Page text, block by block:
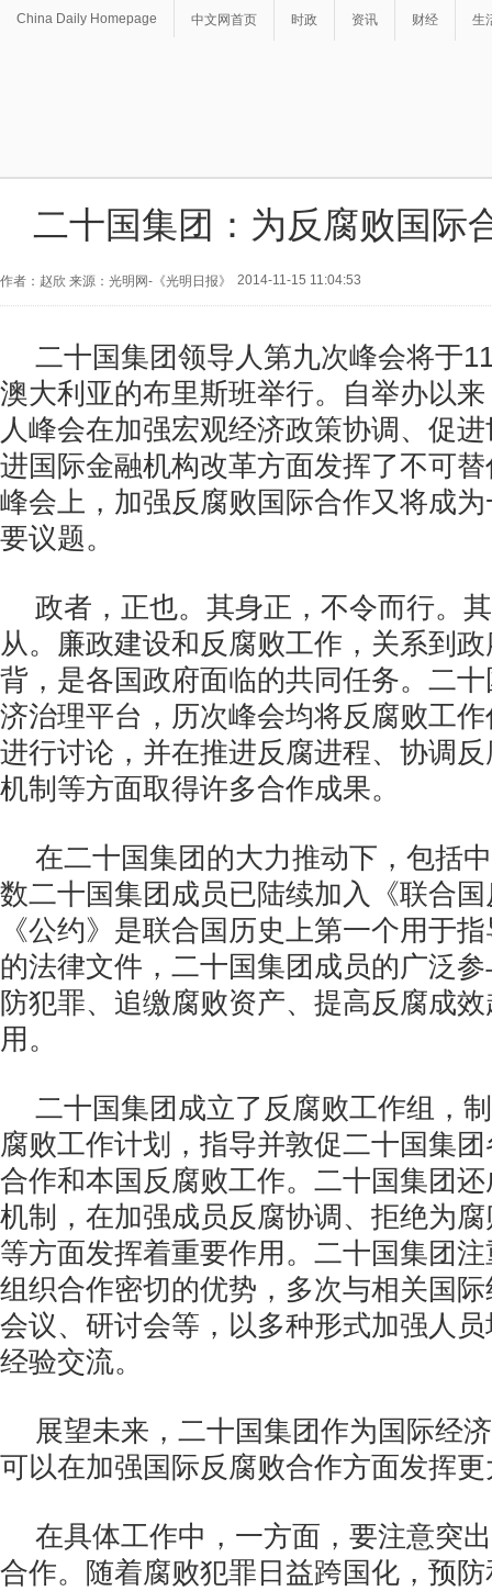
China Daily Homepage 中文网首页 时政 资讯 财经 生
二十国集团：为反腐败国际
作者：赵欣 来源：光明网-《光明日报》 2014-11-15 11:04:53
二十国集团领导人第九次峰会将于
澳大利亚的布里斯班举行。自举办以
人峰会在加强宏观经济政策协调、促
进国际金融机构改革方面发挥了不可
峰会上，加强反腐败国际合作又将成
要议题。
政者，正也。其身正，不令而行。
从。廉政建设和反腐败工作，关系到
背，是各国政府面临的共同任务。二
济治理平台，历次峰会均将反腐败工
进行讨论，并在推进反腐进程、协调
机制等方面取得许多合作成果。
在二十国集团的大力推动下，包括
数二十国集团成员已陆续加入《联合
《公约》是联合国历史上第一个用于
的法律文件，二十国集团成员的广泛
防犯罪、追缴腐败资产、提高反腐成
用。
二十国集团成立了反腐败工作组，
腐败工作计划，指导并敦促二十国集
合作和本国反腐败工作。二十国集团
机制，在加强成员反腐协调、拒绝为
等方面发挥着重要作用。二十国集团
组织合作密切的优势，多次与相关国
会议、研讨会等，以多种形式加强人
经验交流。
展望未来，二十国集团作为国际经
可以在加强国际反腐败合作方面发挥
在具体工作中，一方面，要注意突
合作。随着腐败犯罪日益跨国化，预